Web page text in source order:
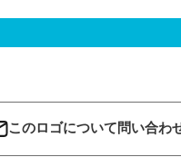
このロゴについて問い合わ